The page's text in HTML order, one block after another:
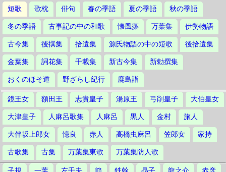
短歌 歌枕 俳句 春の季語 夏の季語 秋の季語
冬の季語 古事記の中の和歌 懐風藻 万葉集 伊勢物語
古今集 後撰集 拾遺集 源氏物語の中の短歌 後拾遺集
金葉集 詞花集 千載集 新古今集 新勅撰集
おくのほそ道 野ざらし紀行 鹿島詣
鏡王女 額田王 志貴皇子 湯原王 弓削皇子 大伯皇女
大津皇子 人麻呂歌集 人麻呂 黒人 金村 旅人
大伴坂上郎女 憶良 赤人 高橋虫麻呂 笠郎女 家持
古歌集 古集 万葉集東歌 万葉集防人歌